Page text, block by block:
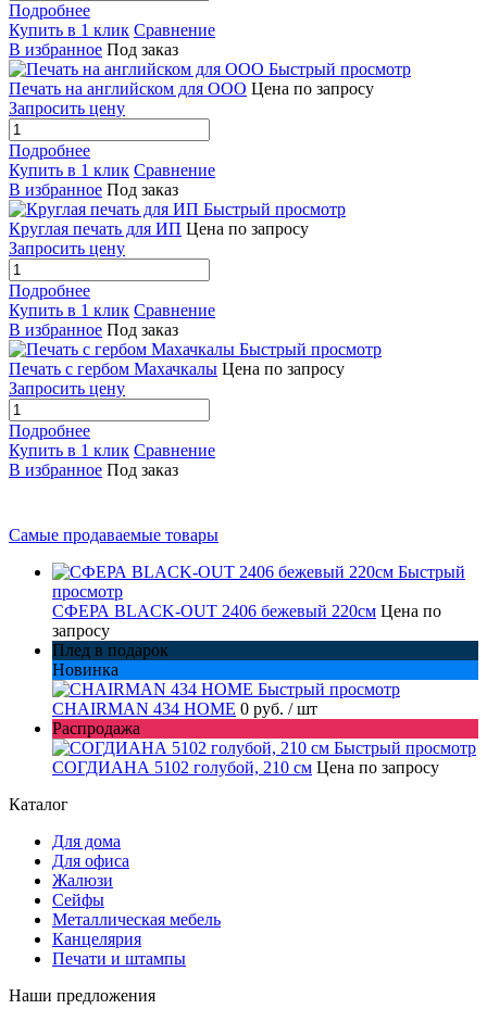
Подробнее
Купить в 1 клик Сравнение
В избранное Под заказ
Быстрый просмотр
Печать на английском для ООО Цена по запросу
Запросить цену
Подробнее
Купить в 1 клик Сравнение
В избранное Под заказ
Быстрый просмотр
Круглая печать для ИП Цена по запросу
Запросить цену
Подробнее
Купить в 1 клик Сравнение
В избранное Под заказ
Быстрый просмотр
Печать с гербом Махачкалы Цена по запросу
Запросить цену
Подробнее
Купить в 1 клик Сравнение
В избранное Под заказ
Самые продаваемые товары
Быстрый
просмотр
СФЕРА BLACK-OUT 2406 бежевый 220см Цена по
запросу
Плед в подарок
Новинка
Быстрый просмотр
CHAIRMAN 434 HOME 0 руб. / шт
Распродажа
Быстрый просмотр
СОГДИАНА 5102 голубой, 210 см Цена по запросу
Каталог
Для дома
Для офиса
Жалюзи
Сейфы
Металлическая мебель
Канцелярия
Печати и штампы
Наши предложения